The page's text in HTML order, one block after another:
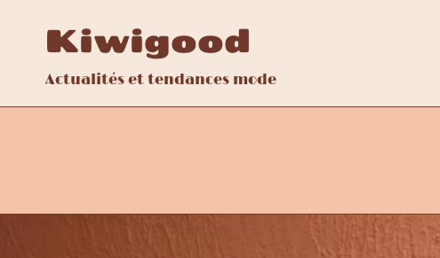
contenu
Kiwigood
Actualités et tendances mode